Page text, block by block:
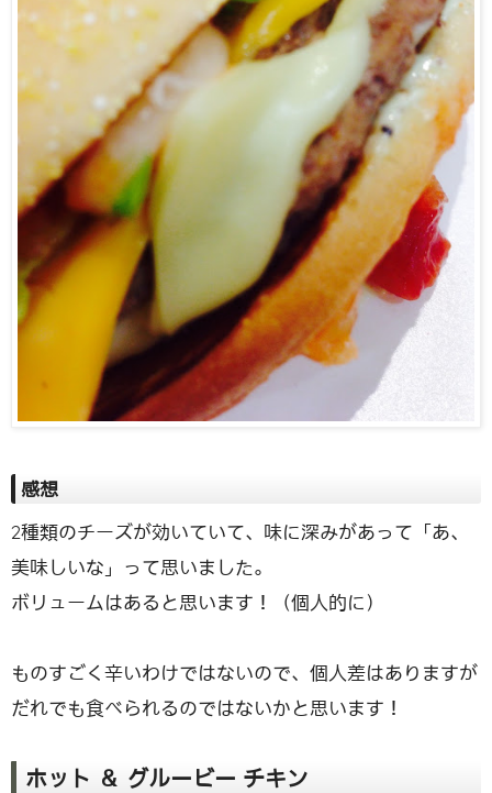
感想
2種類のチーズが効いていて、味に深みがあって「あ、
美味しいな」って思いました。
ボリュームはあると思います！（個人的に）
ものすごく辛いわけではないので、個人差はありますが
だれでも食べられるのではないかと思います！
ホット ＆ グルービー チキン